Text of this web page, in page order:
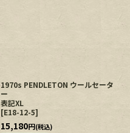
1970s PENDLETON ウールセータ
ー
表記XL
[E18-12-5]
15,180円(税込)